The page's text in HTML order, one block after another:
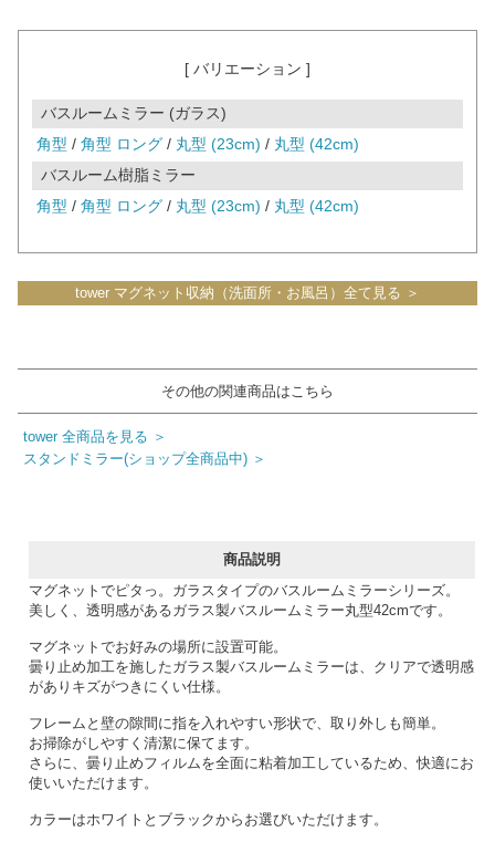
[ バリエーション ]
バスルームミラー (ガラス)
角型 / 角型 ロング / 丸型 (23cm) / 丸型 (42cm)
バスルーム樹脂ミラー
角型 / 角型 ロング / 丸型 (23cm) / 丸型 (42cm)
tower マグネット収納（洗面所・お風呂）全て見る ＞
その他の関連商品はこちら
tower 全商品を見る ＞
スタンドミラー(ショップ全商品中) ＞
商品説明
マグネットでピタっ。ガラスタイプのバスルームミラーシリーズ。
美しく、透明感があるガラス製バスルームミラー丸型42cmです。
マグネットでお好みの場所に設置可能。
曇り止め加工を施したガラス製バスルームミラーは、クリアで透明感
がありキズがつきにくい仕様。
フレームと壁の隙間に指を入れやすい形状で、取り外しも簡単。
お掃除がしやすく清潔に保てます。
さらに、曇り止めフィルムを全面に粘着加工しているため、快適にお
使いいただけます。
カラーはホワイトとブラックからお選びいただけます。